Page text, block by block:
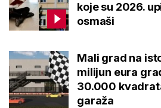
koje su 2026.
osmaši
Mali grad na
milijun eura
30.000
garaža